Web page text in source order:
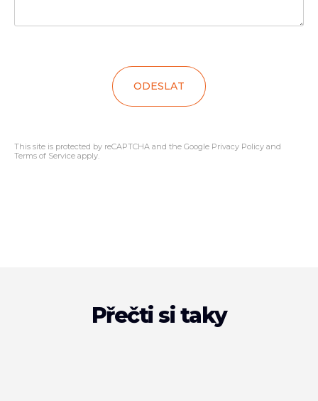
ODESLAT
This site is protected by reCAPTCHA and the Google Privacy Policy and
Terms of Service apply.
Přečti si taky